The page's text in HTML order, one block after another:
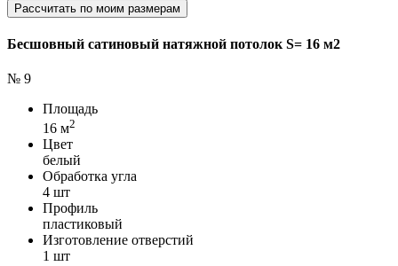
Рассчитать по моим размерам
Бесшовный сатиновый натяжной потолок S= 16 м2
№ 9
Площадь
16 м2
Цвет
белый
Обработка угла
4 шт
Профиль
пластиковый
Изготовление отверстий
1 шт